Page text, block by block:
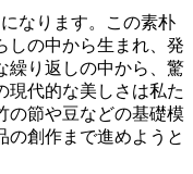
なります。この素朴
しの中から生まれ、発
繰り返しの中から、驚
現代的な美しさは私た
の節や豆などの基礎模
の創作まで進めようと